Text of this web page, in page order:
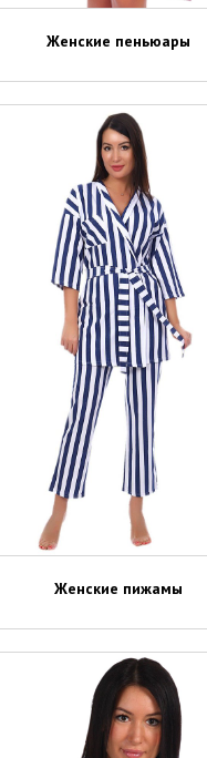
Женские пеньюары
Женские пижамы